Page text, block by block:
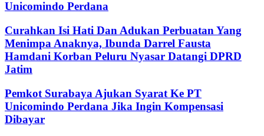
Unicomindo Perdana
Curahkan Isi Hati Dan Adukan Perbuatan Yang
Menimpa Anaknya, Ibunda Darrel Fausta
Hamdani Korban Peluru Nyasar Datangi DPRD
Jatim
Pemkot Surabaya Ajukan Syarat Ke PT
Unicomindo Perdana Jika Ingin Kompensasi
Dibayar